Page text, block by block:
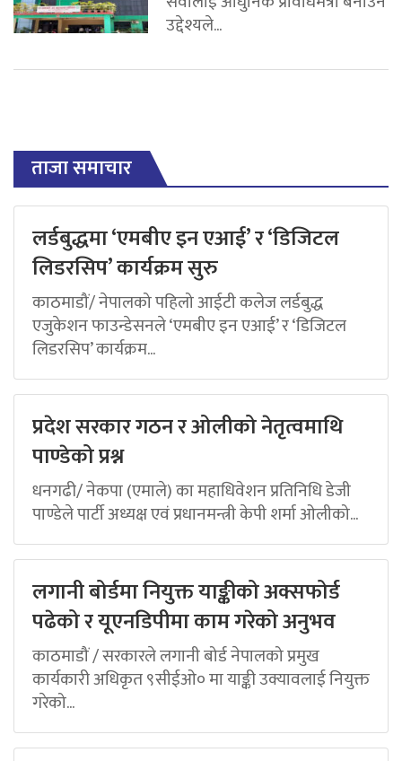
उद्देश्यले...
ताजा समाचार
लर्डबुद्धमा ‘एमबीए इन एआई’ र ‘डिजिटल
लिडरसिप’ कार्यक्रम सुरु
काठमाडौं/ नेपालको पहिलो आईटी कलेज लर्डबुद्ध
एजुकेशन फाउन्डेसनले ‘एमबीए इन एआई’ र ‘डिजिटल
लिडरसिप’ कार्यक्रम...
प्रदेश सरकार गठन र ओलीको नेतृत्वमाथि
पाण्डेको प्रश्न
धनगढी/ नेकपा (एमाले) का महाधिवेशन प्रतिनिधि डेजी
पाण्डेले पार्टी अध्यक्ष एवं प्रधानमन्त्री केपी शर्मा ओलीको...
लगानी बोर्डमा नियुक्त याङ्कीको अक्सफोर्ड
पढेको र यूएनडिपीमा काम गरेको अनुभव
काठमाडौं / सरकारले लगानी बोर्ड नेपालको प्रमुख
कार्यकारी अधिकृत ९सीईओ० मा याङ्की उक्यावलाई नियुक्त
गरेको...